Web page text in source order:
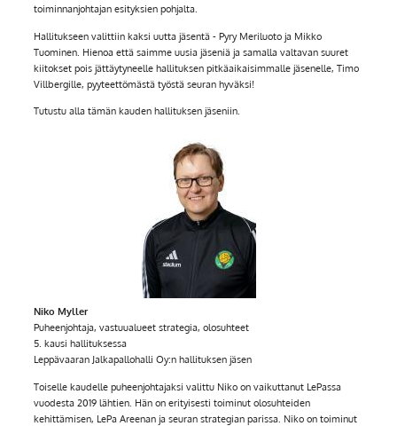
toiminnanjohtajan esityksien pohjalta.
Hallitukseen valittiin kaksi uutta jäsentä - Pyry Meriluoto ja Mikko
Tuominen. Hienoa että saimme uusia jäseniä ja samalla valtavan suuret
kiitokset pois jättäytyneelle hallituksen pitkäaikaisimmalle jäsenelle, Timo
Villbergille, pyyteettömästä työstä seuran hyväksi!
Tutustu alla tämän kauden hallituksen jäseniin.
Niko Myller
Puheenjohtaja, vastuualueet strategia, olosuhteet
5. kausi hallituksessa
Leppävaaran Jalkapallohalli Oy:n hallituksen jäsen
Toiselle kaudelle puheenjohtajaksi valittu Niko on vaikuttanut LePassa
vuodesta 2019 lähtien. Hän on erityisesti toiminut olosuhteiden
kehittämisen, LePa Areenan ja seuran strategian parissa. Niko on toiminut